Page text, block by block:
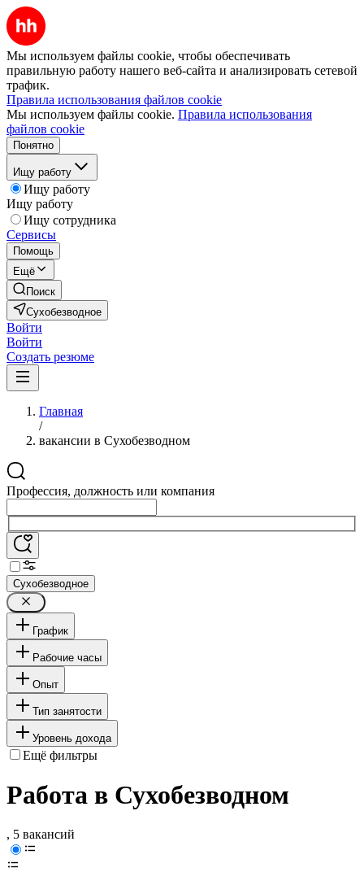
Мы используем файлы cookie, чтобы обеспечивать
правильную работу нашего веб-сайта и анализировать сетевой
трафик.
Правила использования файлов cookie
Мы используем файлы cookie. Правила использования
файлов cookie
Понятно
Ищу работу
Ищу работу
Ищу работу
Ищу сотрудника
Сервисы
Помощь
Ещё
Поиск
Сухобезводное
Войти
Войти
Создать резюме
Главная
/
вакансии в Сухобезводном
Профессия, должность или компания
Сухобезводное
График
Рабочие часы
Опыт
Тип занятости
Уровень дохода
Ещё фильтры
Работа в Сухобезводном
, 5 вакансий